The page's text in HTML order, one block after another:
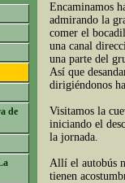
de
Encaminamos
admirando la
comer el
una canal
una parte del
Así que
dirigiéndonos
Visitamos la
iniciando el
la jornada.
Allí el autobús
tienen